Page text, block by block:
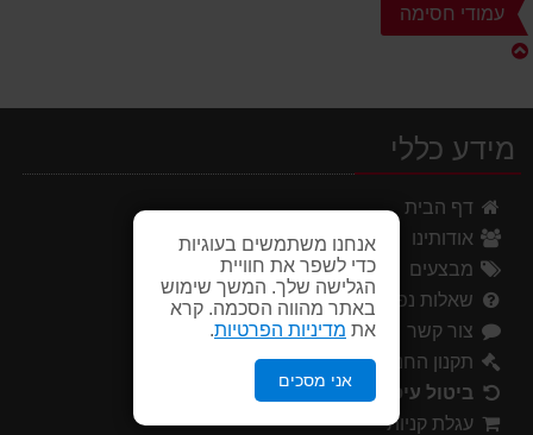
אנחנו משתמשים בעוגיות
כדי לשפר את חוויית
הגלישה שלך. המשך שימוש
באתר מהווה הסכמה. קרא
את מדיניות הפרטיות.
אני מסכים
עמודי חסימה
מידע כללי
דף הבית
אודותינו
מבצעים
שאלות נפוצות
צור קשר
תקנון החנות
ביטול עיסקה
עגלת קניות